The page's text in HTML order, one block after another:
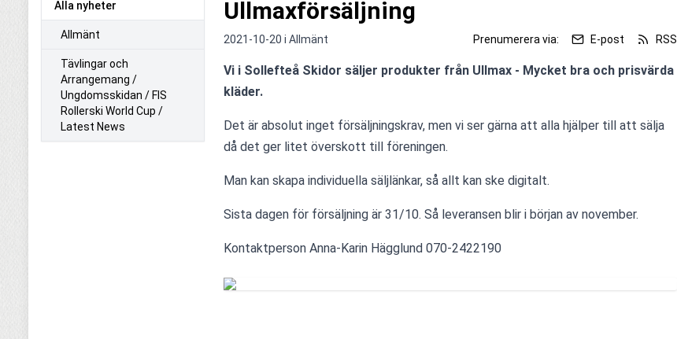
Alla nyheter
Allmänt
Tävlingar och
Arrangemang /
Ungdomsskidan / FIS
Rollerski World Cup /
Latest News
Ullmaxförsäljning
2021-10-20 i Allmänt Prenumerera via: E-post RSS
Vi i Sollefteå Skidor säljer produkter från Ullmax - Mycket bra och prisvärda
kläder.
Det är absolut inget försäljningskrav, men vi ser gärna att alla hjälper till att sälja
då det ger litet överskott till föreningen.
Man kan skapa individuella säljlänkar, så allt kan ske digitalt.
Sista dagen för försäljning är 31/10. Så leveransen blir i början av november.
Kontaktperson Anna-Karin Hägglund 070-2422190